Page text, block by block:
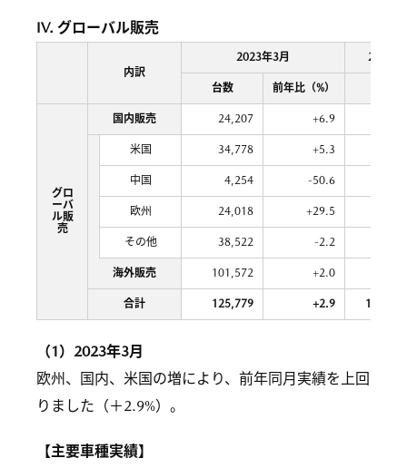
IV. グローバル販売
内訳
2023年3月 2022年
台数 前年比（%）
グロ
ーバ
ル販
売
国内販売 24,207 +6.9
米国 34,778 +5.3
中国 4,254 -50.6
欧州 24,018 +29.5
その他 38,522 -2.2
海外販売 101,572 +2.0
合計 125,779 +2.9
（1）2023年3月
欧州、国内、米国の増により、前年同月実績を上回
りました（＋2.9%）。
【主要車種実績】